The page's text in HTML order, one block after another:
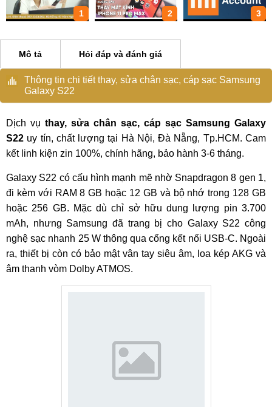
1 2 3
Mô tả Hỏi đáp và đánh giá
Thông tin chi tiết thay, sửa chân sạc, cáp sạc Samsung
Galaxy S22
Dịch vụ thay, sửa chân sạc, cáp sạc Samsung Galaxy
S22 uy tín, chất lượng tại Hà Nội, Đà Nẵng, Tp.HCM. Cam
kết linh kiện zin 100%, chính hãng, bảo hành 3-6 tháng.
Galaxy S22 có cấu hình mạnh mẽ nhờ Snapdragon 8 gen 1,
đi kèm với RAM 8 GB hoặc 12 GB và bộ nhớ trong 128 GB
hoặc 256 GB. Mặc dù chỉ sở hữu dung lượng pin 3.700
mAh, nhưng Samsung đã trang bị cho Galaxy S22 công
nghệ sạc nhanh 25 W thông qua cổng kết nối USB-C. Ngoài
ra, thiết bị còn có bảo mật vân tay siêu âm, loa kép AKG và
âm thanh vòm Dolby ATMOS.